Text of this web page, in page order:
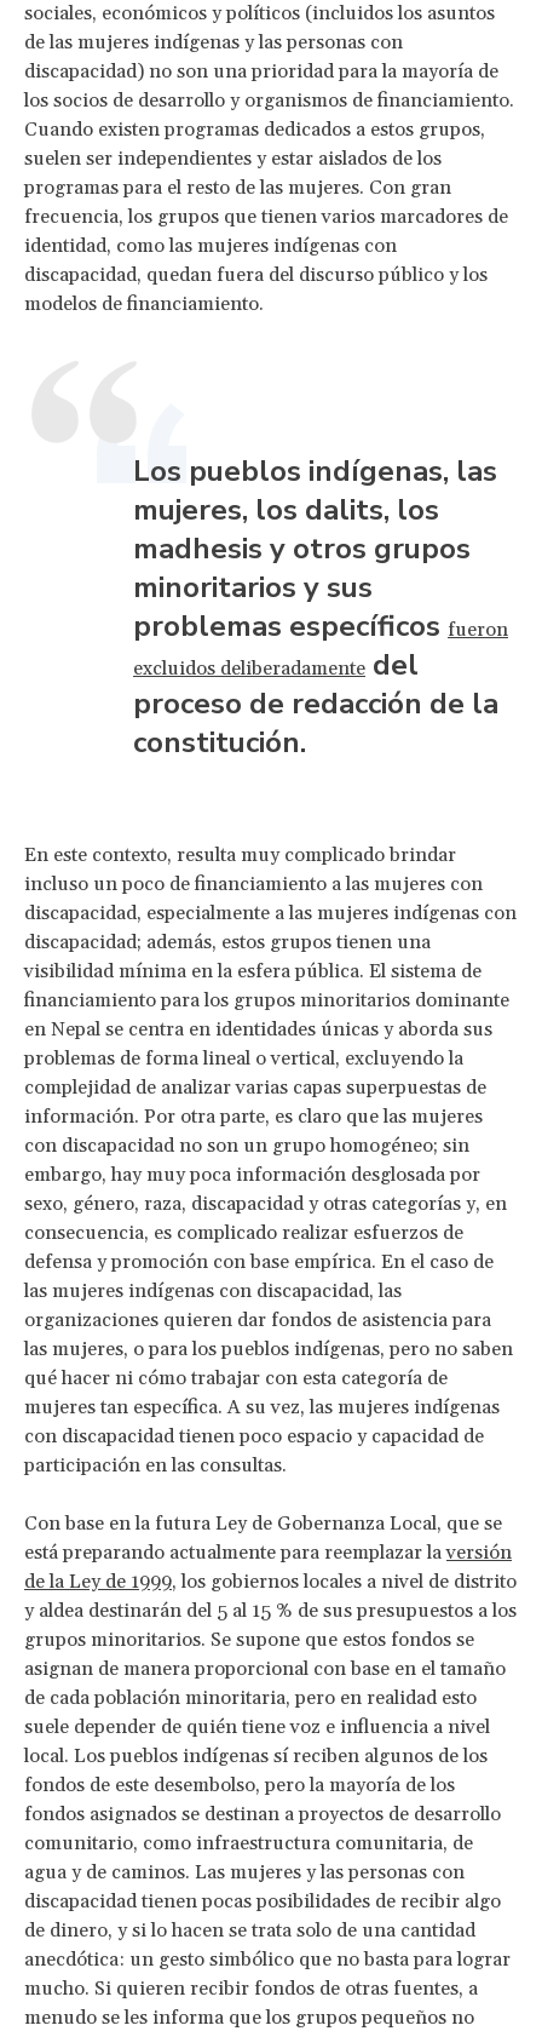
sociales, económicos y políticos (incluidos los asuntos
de las mujeres indígenas y las personas con
discapacidad) no son una prioridad para la mayoría de
los socios de desarrollo y organismos de financiamiento.
Cuando existen programas dedicados a estos grupos,
suelen ser independientes y estar aislados de los
programas para el resto de las mujeres. Con gran
frecuencia, los grupos que tienen varios marcadores de
identidad, como las mujeres indígenas con
discapacidad, quedan fuera del discurso público y los
modelos de financiamiento.
Los pueblos indígenas, las
mujeres, los dalits, los
madhesis y otros grupos
minoritarios y sus
problemas específicos fueron
excluidos deliberadamente del
proceso de redacción de la
constitución.
En este contexto, resulta muy complicado brindar
incluso un poco de financiamiento a las mujeres con
discapacidad, especialmente a las mujeres indígenas con
discapacidad; además, estos grupos tienen una
visibilidad mínima en la esfera pública. El sistema de
financiamiento para los grupos minoritarios dominante
en Nepal se centra en identidades únicas y aborda sus
problemas de forma lineal o vertical, excluyendo la
complejidad de analizar varias capas superpuestas de
información. Por otra parte, es claro que las mujeres
con discapacidad no son un grupo homogéneo; sin
embargo, hay muy poca información desglosada por
sexo, género, raza, discapacidad y otras categorías y, en
consecuencia, es complicado realizar esfuerzos de
defensa y promoción con base empírica. En el caso de
las mujeres indígenas con discapacidad, las
organizaciones quieren dar fondos de asistencia para
las mujeres, o para los pueblos indígenas, pero no saben
qué hacer ni cómo trabajar con esta categoría de
mujeres tan específica. A su vez, las mujeres indígenas
con discapacidad tienen poco espacio y capacidad de
participación en las consultas.
Con base en la futura Ley de Gobernanza Local, que se
está preparando actualmente para reemplazar laversión
de la Ley de 1999, los gobiernos locales a nivel de distrito
y aldea destinarán del 5 al 15 % de sus presupuestos a los
grupos minoritarios. Se supone que estos fondos se
asignan de manera proporcional con base en el tamaño
de cada población minoritaria, pero en realidad esto
suele depender de quién tiene voz e influencia a nivel
local. Los pueblos indígenas sí reciben algunos de los
fondos de este desembolso, pero la mayoría de los
fondos asignados se destinan a proyectos de desarrollo
comunitario, como infraestructura comunitaria, de
agua y de caminos. Las mujeres y las personas con
discapacidad tienen pocas posibilidades de recibir algo
de dinero, y si lo hacen se trata solo de una cantidad
anecdótica: un gesto simbólico que no basta para lograr
mucho. Si quieren recibir fondos de otras fuentes, a
menudo se les informa que los grupos pequeños no